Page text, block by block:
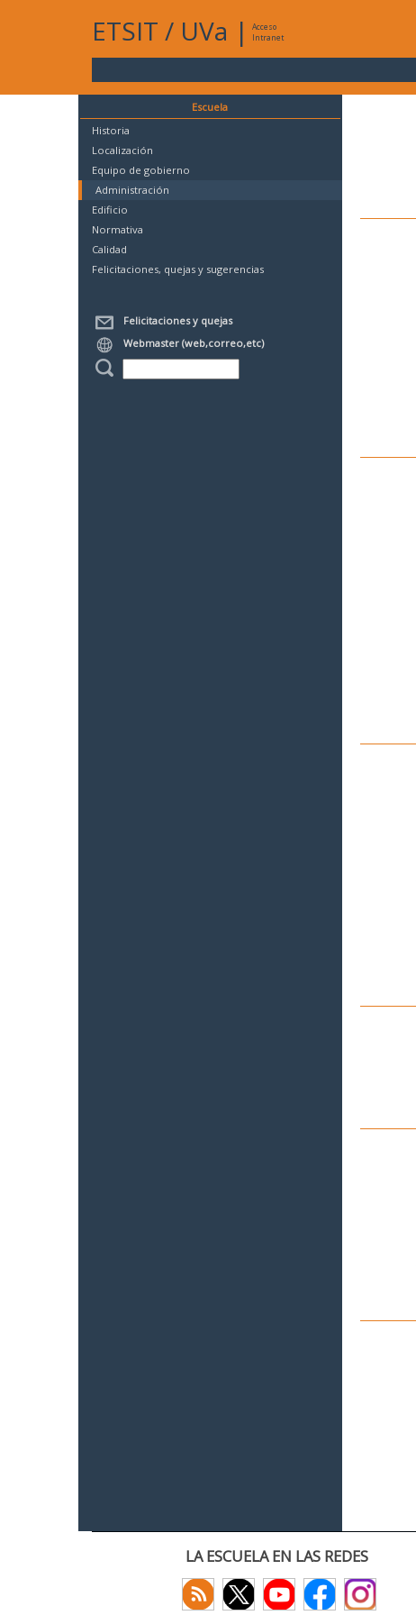
ETSIT / UVa |
Acceso
Intranet
Escuela
Historia
Localización
Equipo de gobierno
Administración
Edificio
Normativa
Calidad
Felicitaciones, quejas y sugerencias
Felicitaciones y quejas
Webmaster (web,correo,etc)
LA ESCUELA EN LAS REDES